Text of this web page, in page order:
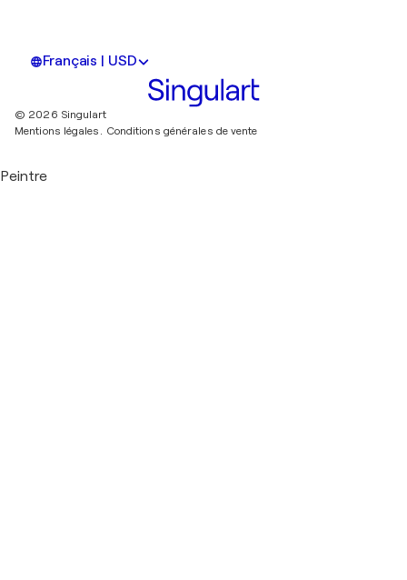
Français | USD
© 2026 Singulart
Mentions légales. Conditions générales de vente
Peintre